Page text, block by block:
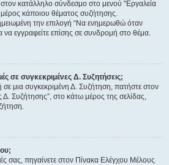
κατάλληλο σύνδεσμο στο μενού "Εργαλεία
κάποιου θέματος συζήτησης.
την επιλογή “Να ενημερωθώ όταν
να εγγραφείτε επίσης σε συνδρομή στο θέμα.
σε συγκεκριμένες Δ. Συζητήσεις;
σε μια συγκεκριμένη Δ. Συζήτηση, πατήστε στον
Συζήτησης”, στο κάτω μέρος της σελίδας,
σας, πηγαίνετε στον Πίνακα Ελέγχου Μέλους